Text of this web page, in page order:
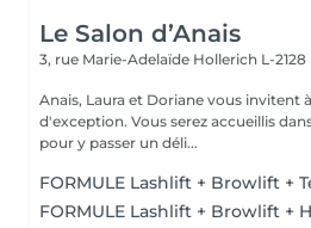
Le Salon d’Anais
3, rue Marie-Adelaïde Hollerich L-2128
Anais, Laura et Doriane vous invitent
d'exception. Vous serez accueillis dans un cadre raffiné et feutré
pour y passer un déli...
FORMULE Lashlift + Browlift +
FORMULE Lashlift + Browlift +